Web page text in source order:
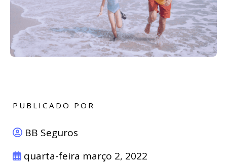
PUBLICADO POR
BB Seguros
quarta-feira março 2, 2022